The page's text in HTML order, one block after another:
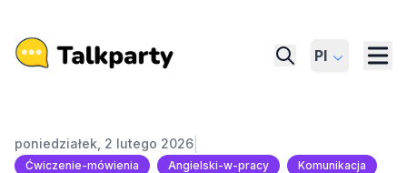
Pl
poniedziałek, 2 lutego 2026
Ćwiczenie-mówienia Angielski-w-pracy
Komunikacja